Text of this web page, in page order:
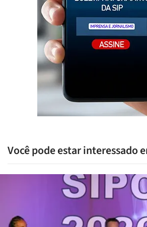
Você pode estar interessado